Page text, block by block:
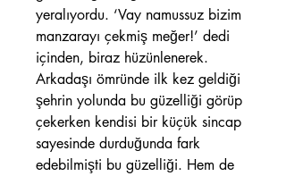
yeralıyordu. ‘Vay namussuz bizim
manzarayı çekmiş meğer!’ dedi
içinden, biraz hüzünlenerek.
Arkadaşı ömründe ilk kez geldiği
şehrin yolunda bu güzelliği görüp
çekerken kendisi bir küçük sincap
sayesinde durduğunda fark
edebilmişti bu güzelliği. Hem de